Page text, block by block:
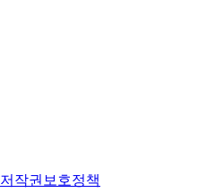
저작권보호정책